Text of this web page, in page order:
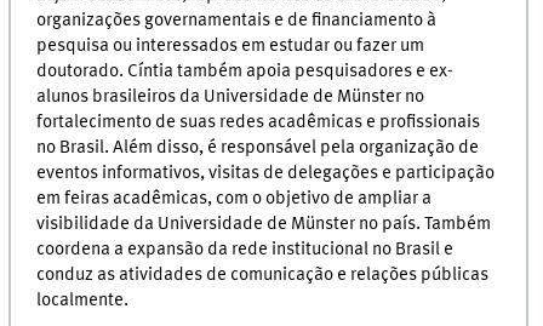
organizações governamentais e de financiamento à
pesquisa ou interessados em estudar ou fazer um
doutorado. Cíntia também apoia pesquisadores e ex-
alunos brasileiros da Universidade de Münster no
fortalecimento de suas redes acadêmicas e profissionais
no Brasil. Além disso, é responsável pela organização de
eventos informativos, visitas de delegações e participação
em feiras acadêmicas, com o objetivo de ampliar a
visibilidade da Universidade de Münster no país. Também
coordena a expansão da rede institucional no Brasil e
conduz as atividades de comunicação e relações públicas
localmente.